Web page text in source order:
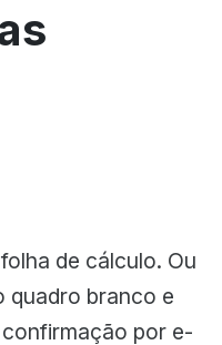
de cálculo. Ou
quadro branco e
por e-